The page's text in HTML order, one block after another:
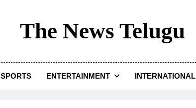
The News Telugu
SPORTS ENTERTAINMENT INTERNATIONAL